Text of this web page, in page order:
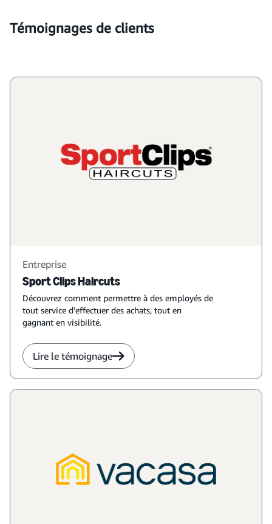
Témoignages de clients
Entreprise
Sport Clips Haircuts
Découvrez comment permettre à des employés de
tout service d'effectuer des achats, tout en
gagnant en visibilité.
Lire le témoignage